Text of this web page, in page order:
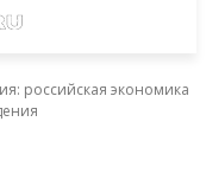
российская экономика